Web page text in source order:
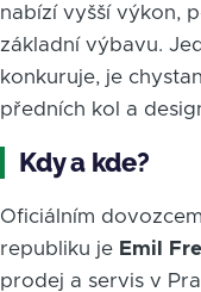
nabízí vyšší výkon,
základní výbavu.
konkuruje, je
předních kol a
Kdy a kde?
Oficiálním
republiku je Emil
prodej a servis v